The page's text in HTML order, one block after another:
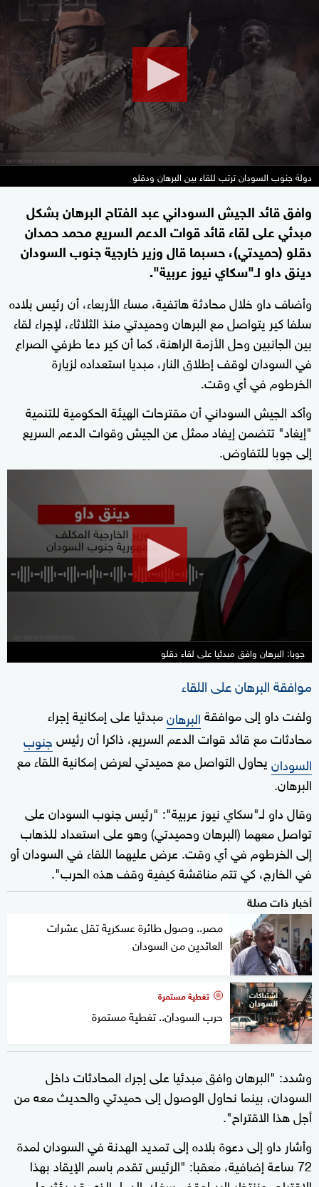
seconds
seconds
دولة جنوب السودان ترتب للقاء بين البرهان ودقلو
وافق قائد الجيش السوداني عبد الفتاح البرهان بشكل
مبدئي على لقاء قائد قوات الدعم السريع محمد حمدان
دقلو (حميدتي)، حسبما قال وزير خارجية جنوب السودان
دينق داو لـ"سكاي نيوز عربية".
وأضاف داو خلال محادثة هاتفية، مساء الأربعاء، أن رئيس بلاده
سلفا كير يتواصل مع البرهان وحميدتي منذ الثلاثاء، لإجراء لقاء
بين الجانبين وحل الأزمة الراهنة، كما أن كير دعا طرفي الصراع
في السودان لوقف إطلاق النار، مبديا استعداده لزيارة
الخرطوم في أي وقت.
وأكد الجيش السوداني أن مقترحات الهيئة الحكومية للتنمية
"إيغاد" تتضمن إيفاد ممثل عن الجيش وقوات الدعم السريع
إلى جوبا للتفاوض.
seconds
جوبا: البرهان وافق مبدئيا على لقاء دقلو
موافقة البرهان على اللقاء
ولفت داو إلى موافقةالبرهانمبدئيا على إمكانية إجراء
محادثات مع قائد قوات الدعم السريع، ذاكرا أن رئيسجنوب
السودانيحاول التواصل مع حميدتي لعرض إمكانية اللقاء مع
البرهان.
وقال داو لـ"سكاي نيوز عربية": "رئيس جنوب السودان على
تواصل معهما (البرهان وحميدتي) وهو على استعداد للذهاب
إلى الخرطوم في أي وقت. عرض عليهما اللقاء في السودان أو
في الخارج، كي تتم مناقشة كيفية وقف هذه الحرب".
أخبار ذات صلة
مصر.. وصول طائرة عسكرية تقل عشرات
العائدين من السودان
تغطية مستمرة
حرب السودان.. تغطية مستمرة
وشدد: "البرهان وافق مبدئيا على إجراء المحادثات داخل
السودان، بينما نحاول الوصول إلى حميدتي والحديث معه من
أجل هذا الاقتراح".
وأشار داو إلى دعوة بلاده إلى تمديد الهدنة في السودان لمدة
72 ساعة إضافية، معقبا: "الرئيس تقدم باسم الإيقاد بهذا